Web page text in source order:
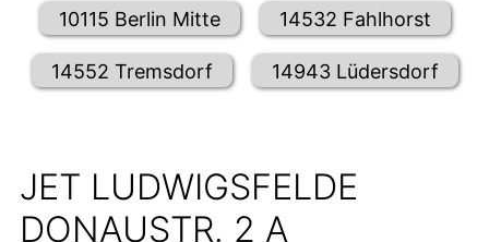
10115 Berlin Mitte 14532 Fahlhorst
14552 Tremsdorf 14943 Lüdersdorf
JET LUDWIGSFELDE
DONAUSTR. 2 A